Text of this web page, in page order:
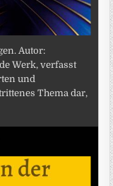
Autor:
Werk, verfasst
und
Thema dar,